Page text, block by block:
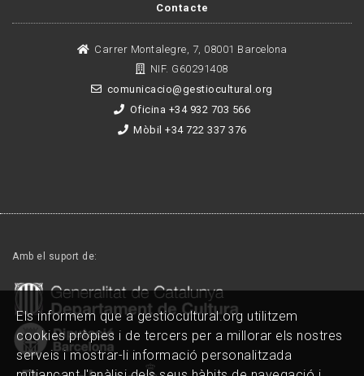
Contacte
Carrer Montalegre, 7, 08001 Barcelona
NIF. G60291408
comunicacio@gestiocultural.org
Oficina +34 932 703 566
Mòbil +34 722 337 376
Amb el suport de:
Els informem que a gestiocultural.org utilitzem
cookies pròpies i de tercers per a millorar els nostres
serveis i mostrar-li informació personalitzada